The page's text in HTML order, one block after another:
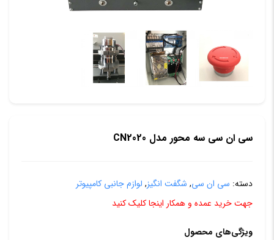
سی ان سی سه محور مدل CN2020
دسته: سی ان سی, شگفت انگیز, لوازم جانبی کامپیوتر
جهت خرید عمده و همکار اینجا کلیک کنید
ویژگی‌های محصول